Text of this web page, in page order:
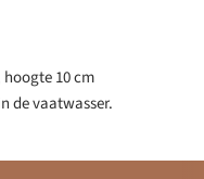
10 cm
de vaatwasser.